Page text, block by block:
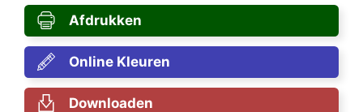
Afdrukken
Online Kleuren
Downloaden